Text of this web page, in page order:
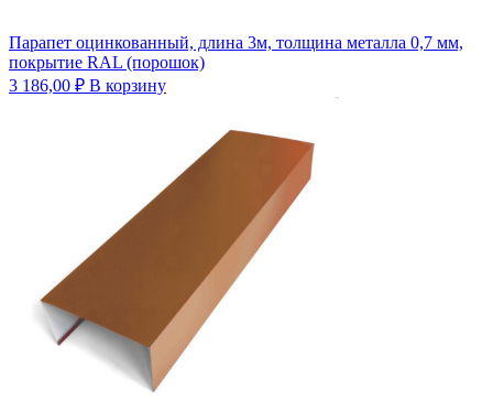
Парапет оцинкованный, длина 3м, толщина металла 0,7 мм,
покрытие RAL (порошок)
3 186,00 ₽ В корзину